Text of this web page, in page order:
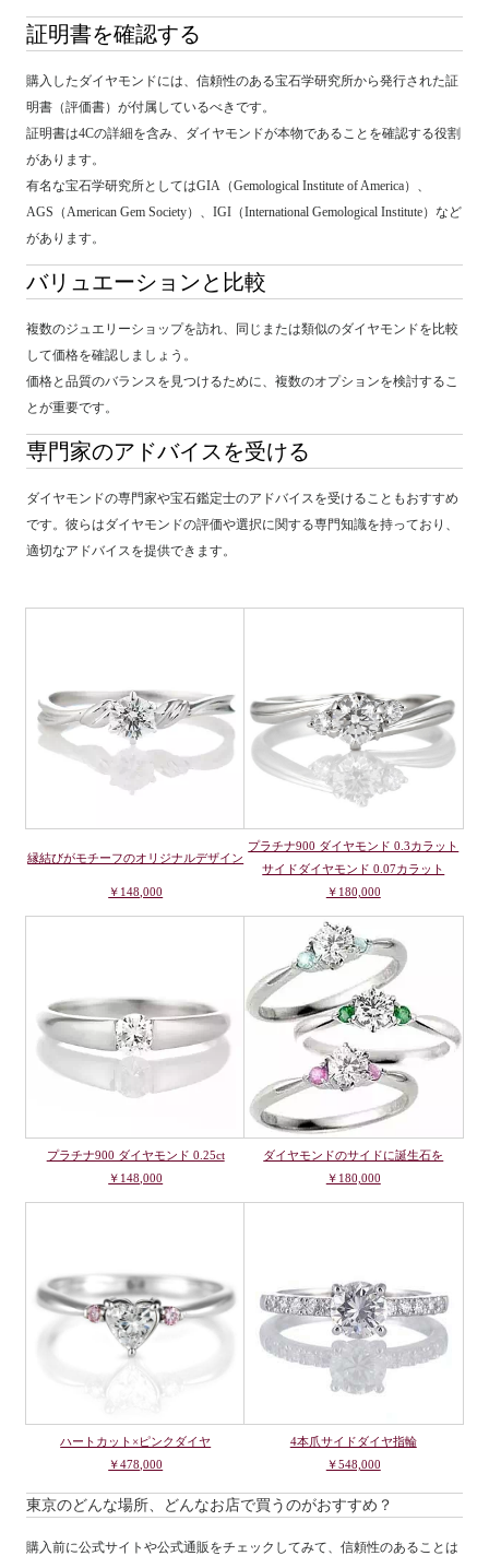
証明書を確認する
購入したダイヤモンドには、信頼性のある宝石学研究所から発行された証
明書（評価書）が付属しているべきです。
証明書は4Cの詳細を含み、ダイヤモンドが本物であることを確認する役割
があります。
有名な宝石学研究所としてはGIA（Gemological Institute of America）、
AGS（American Gem Society）、IGI（International Gemological Institute）など
があります。
バリュエーションと比較
複数のジュエリーショップを訪れ、同じまたは類似のダイヤモンドを比較
して価格を確認しましょう。
価格と品質のバランスを見つけるために、複数のオプションを検討するこ
とが重要です。
専門家のアドバイスを受ける
ダイヤモンドの専門家や宝石鑑定士のアドバイスを受けることもおすすめ
です。彼らはダイヤモンドの評価や選択に関する専門知識を持っており、
適切なアドバイスを提供できます。
縁結びがモチーフのオリジナルデザイン
￥148,000
プラチナ900 ダイヤモンド 0.3カラット
サイドダイヤモンド 0.07カラット
￥180,000
プラチナ900 ダイヤモンド 0.25ct
￥148,000
ダイヤモンドのサイドに誕生石を
￥180,000
ハートカット×ピンクダイヤ
￥478,000
4本爪サイドダイヤ指輪
￥548,000
東京のどんな場所、どんなお店で買うのがおすすめ？
購入前に公式サイトや公式通販をチェックしてみて、信頼性のあることは